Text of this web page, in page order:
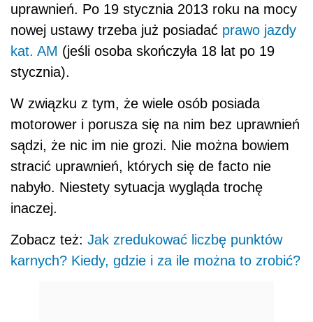
uprawnień. Po 19 stycznia 2013 roku na mocy
nowej ustawy trzeba już posiadać prawo jazdy
kat. AM (jeśli osoba skończyła 18 lat po 19
stycznia).
W związku z tym, że wiele osób posiada
motorower i porusza się na nim bez uprawnień
sądzi, że nic im nie grozi. Nie można bowiem
stracić uprawnień, których się de facto nie
nabyło. Niestety sytuacja wygląda trochę
inaczej.
Zobacz też: Jak zredukować liczbę punktów
karnych? Kiedy, gdzie i za ile można to zrobić?